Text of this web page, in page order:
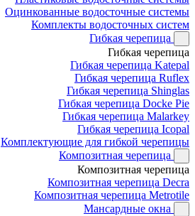
Оцинкованные водосточные системы
Комплекты водосточных систем
Гибкая черепица
Гибкая черепица
Гибкая черепица Katepal
Гибкая черепица Ruflex
Гибкая черепица Shinglas
Гибкая черепица Docke Pie
Гибкая черепица Malarkey
Гибкая черепица Icopal
Комплектующие для гибкой черепицы
Композитная черепица
Композитная черепица
Композитная черепица Decra
Композитная черепица Metrotile
Мансардные окна